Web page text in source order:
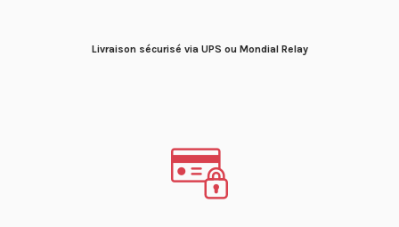
Livraison sécurisé via UPS ou Mondial Relay